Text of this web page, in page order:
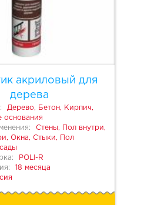
акриловый для
дерева
Дерево, Бетон, Кирпич,
основания
Стены, Пол внутри,
Окна, Стыки, Пол
POLI-R
18 месяца